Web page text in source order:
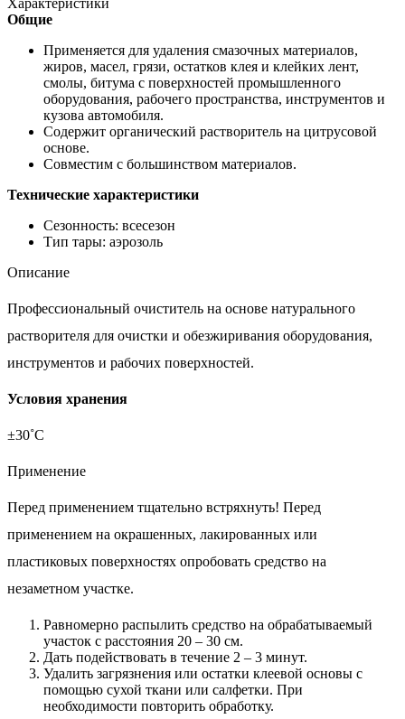
Общие
Применяется для удаления смазочных материалов,
жиров, масел, грязи, остатков клея и клейких лент,
смолы, битума с поверхностей промышленного
оборудования, рабочего пространства, инструментов и
кузова автомобиля.
Содержит органический растворитель на цитрусовой
основе.
Совместим с большинством материалов.
Технические характеристики
Сезонность: всесезон
Тип тары: аэрозоль
Описание
Профессиональный очиститель на основе натурального
растворителя для очистки и обезжиривания оборудования,
инструментов и рабочих поверхностей.
Условия хранения
±30˚С
Применение
Перед применением тщательно встряхнуть! Перед
применением на окрашенных, лакированных или
пластиковых поверхностях опробовать средство на
незаметном участке.
Равномерно распылить средство на обрабатываемый
участок с расстояния 20 – 30 см.
Дать подействовать в течение 2 – 3 минут.
Удалить загрязнения или остатки клеевой основы с
помощью сухой ткани или салфетки. При
необходимости повторить обработку.